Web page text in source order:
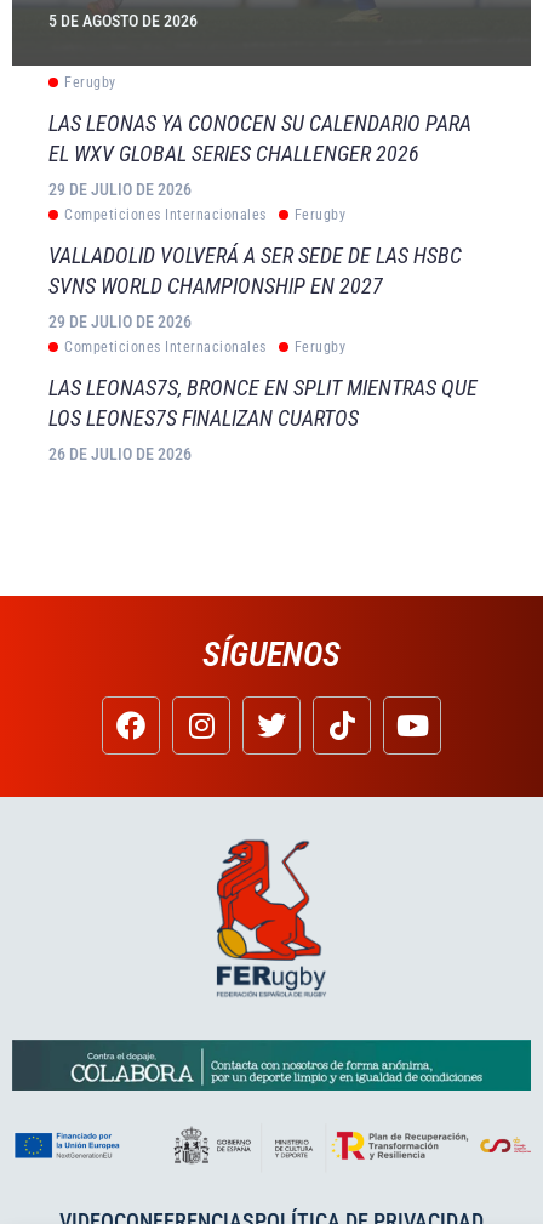
5 DE AGOSTO DE 2026
Ferugby
LAS LEONAS YA CONOCEN SU CALENDARIO PARA
EL WXV GLOBAL SERIES CHALLENGER 2026
29 DE JULIO DE 2026
Competiciones Internacionales Ferugby
VALLADOLID VOLVERÁ A SER SEDE DE LAS HSBC
SVNS WORLD CHAMPIONSHIP EN 2027
29 DE JULIO DE 2026
Competiciones Internacionales Ferugby
LAS LEONAS7S, BRONCE EN SPLIT MIENTRAS QUE
LOS LEONES7S FINALIZAN CUARTOS
26 DE JULIO DE 2026
SÍGUENOS